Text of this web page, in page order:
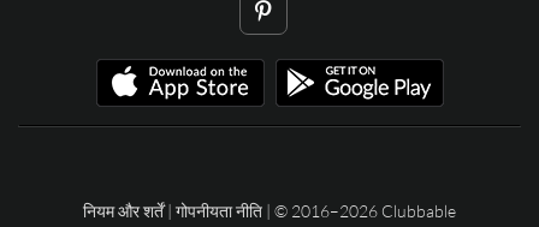
नियम और शर्तें| गोपनीयता नीति | © 2016–2026 Clubbable